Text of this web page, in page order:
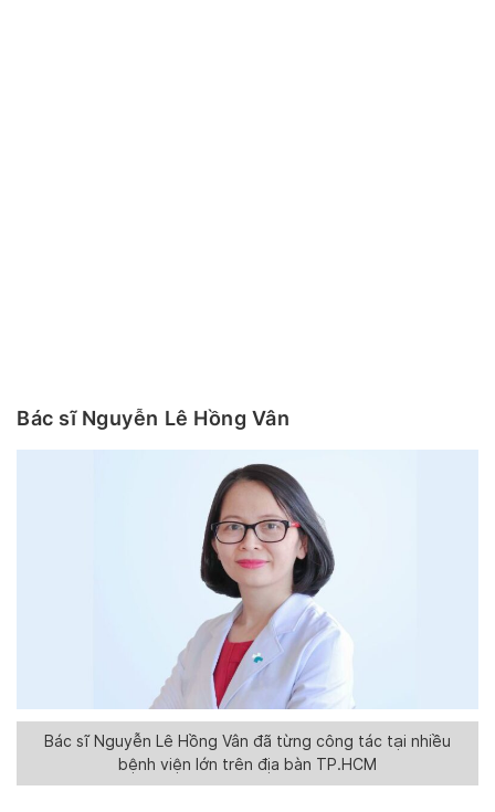
Bác sĩ Nguyễn Lê Hồng Vân
Bác sĩ Nguyễn Lê Hồng Vân đã từng công tác tại nhiều
bệnh viện lớn trên địa bàn TP.HCM